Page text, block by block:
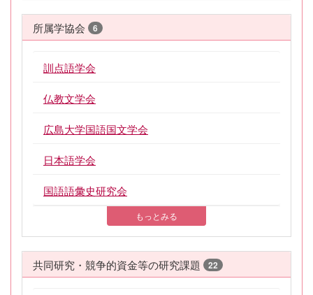
所属学協会 6
訓点語学会
仏教文学会
広島大学国語国文学会
日本語学会
国語語彙史研究会
もっとみる
共同研究・競争的資金等の研究課題 22